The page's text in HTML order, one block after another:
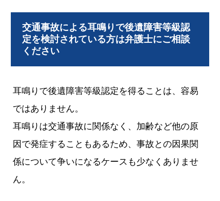
交通事故による耳鳴りで後遺障害等級認
定を検討されている方は弁護士にご相談
ください
耳鳴りで後遺障害等級認定を得ることは、容易
ではありません。
耳鳴りは交通事故に関係なく、加齢など他の原
因で発症することもあるため、事故との因果関
係について争いになるケースも少なくありませ
ん。